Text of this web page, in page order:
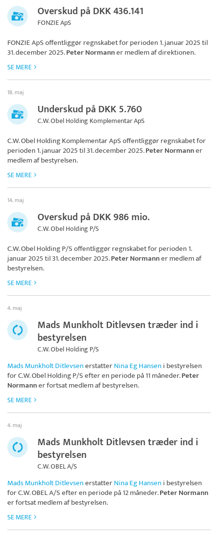
Overskud på DKK 436.141
FONZIE ApS
FONZIE ApSoffentliggør regnskabet for perioden 1. januar 2025 til
31. december 2025.Peter Normanner medlem af direktionen.
SE MERE
18. maj
Underskud på DKK 5.760
C.W. Obel Holding Komplementar ApS
C.W. Obel Holding Komplementar ApSoffentliggør regnskabet for
perioden 1. januar 2025 til 31. december 2025.Peter Normanner
medlem af bestyrelsen.
SE MERE
14. maj
Overskud på DKK 986 mio.
C.W. Obel Holding P/S
C.W. Obel Holding P/Soffentliggør regnskabet for perioden 1.
januar 2025 til 31. december 2025.Peter Normanner medlem af
bestyrelsen.
SE MERE
4. maj
Mads Munkholt Ditlevsen træder ind i
bestyrelsen
C.W. Obel Holding P/S
Mads Munkholt DitlevsenerstatterNina Eg Hansen i bestyrelsen
forC.W. Obel Holding P/Sefter en periode på 11 måneder.Peter
Normanner fortsat medlem af bestyrelsen.
SE MERE
4. maj
Mads Munkholt Ditlevsen træder ind i
bestyrelsen
C.W. OBEL A/S
Mads Munkholt DitlevsenerstatterNina Eg Hansen i bestyrelsen
forC.W. OBEL A/Sefter en periode på 12 måneder.Peter Normann
er fortsat medlem af bestyrelsen.
SE MERE